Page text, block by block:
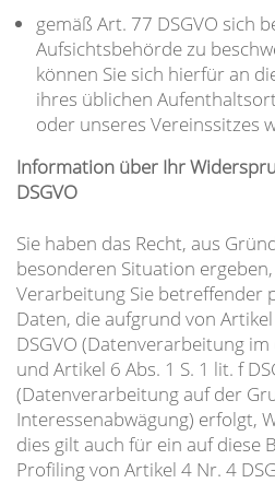
gemäß Art. 77 DSGVO sich
Aufsichtsbehörde zu
können Sie sich hierfür an
ihres üblichen
oder unseres Vereinssitzes
Information über Ihr
DSGVO
Sie haben das Recht, aus
besonderen Situation
Verarbeitung Sie betreffender
Daten, die aufgrund von Artikel
DSGVO (Datenverarbeitung
und Artikel 6 Abs. 1 S. 1 lit. f
(Datenverarbeitung auf der
Interessenabwägung) erfolgt,
dies gilt auch für ein auf diese
Profiling von Artikel 4 Nr. 4